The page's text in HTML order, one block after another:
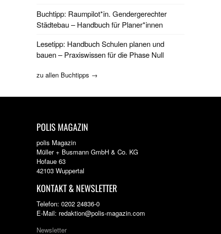
Buchtipp: Raumpilot*in. Gendergerechter
Städtebau – Handbuch für Planer*innen
Lesetipp: Handbuch Schulen planen und
bauen – Praxiswissen für die Phase Null
zu allen Buchtipps →
POLIS MAGAZIN
polis Magazin
Müller + Busmann GmbH & Co. KG
Hofaue 63
42103 Wuppertal
KONTAKT & NEWSLETTER
Telefon: 0202 24836-0
E-Mail: redaktion@polis-magazin.com
Newsletter